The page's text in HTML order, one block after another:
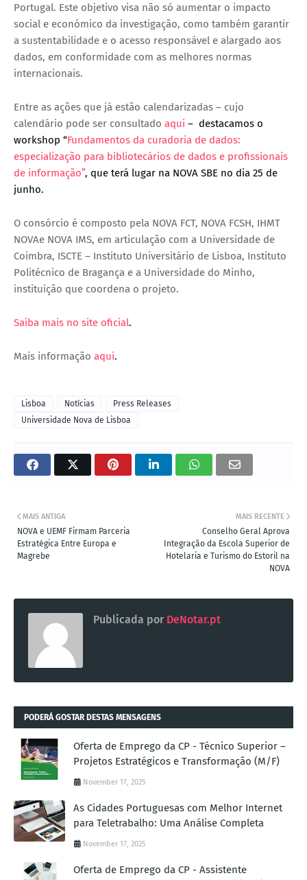
Portugal. Este objetivo visa não só aumentar o impacto
social e económico da investigação, como também garantir
a sustentabilidade e o acesso responsável e alargado aos
dados, em conformidade com as melhores normas
internacionais.
Entre as ações que já estão calendarizadas – cujo
calendário pode ser consultado aqui – destacamos o
workshop “Fundamentos da curadoria de dados:
especialização para bibliotecários de dados e profissionais
de informação”, que terá lugar na NOVA SBE no dia 25 de
junho.
O consórcio é composto pela NOVA FCT, NOVA FCSH, IHMT
NOVAe NOVA IMS, em articulação com a Universidade de
Coimbra, ISCTE – Instituto Universitário de Lisboa, Instituto
Politécnico de Bragança e a Universidade do Minho,
instituição que coordena o projeto.
Saiba mais no site oficial.
Mais informação aqui.
Lisboa Notícias
Press Releases
Universidade Nova de Lisboa
MAIS RECENTE
Conselho Geral Aprova
Integração da Escola Superior de
Hotelaria e Turismo do Estoril na
NOVA
MAIS ANTIGA
NOVA e UEMF Firmam Parceria
Estratégica Entre Europa e
Magrebe
Publicada por DeNotar.pt
PODERÁ GOSTAR DESTAS MENSAGENS
Oferta de Emprego da CP - Técnico Superior –
Projetos Estratégicos e Transformação (M/F)
November 17, 2025
As Cidades Portuguesas com Melhor Internet
para Teletrabalho: Uma Análise Completa
November 17, 2025
Oferta de Emprego da CP - Assistente